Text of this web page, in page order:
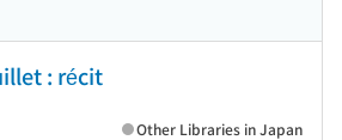
: récit
Other Libraries in Japan